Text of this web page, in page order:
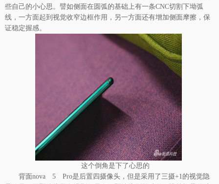
些自己的小心思。譬如侧面在圆弧的基础上有一条CNC切割下坳弧
线，一方面起到视觉收窄边框作用，另一方面还有增加侧面摩擦，保
证稳定握感。
这个倒角是下了心思的
背面nova 5 Pro是后置四摄像头，但是采用了三摄+1的视觉隐